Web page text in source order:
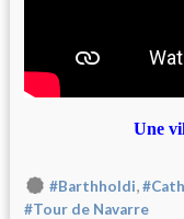
Une
#Barthholdi,
#Tour de Navarre